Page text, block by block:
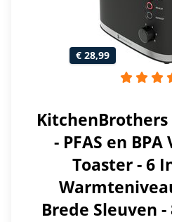
€ 28,99
- PFAS en
Toaster - 6
Brede Sleuven